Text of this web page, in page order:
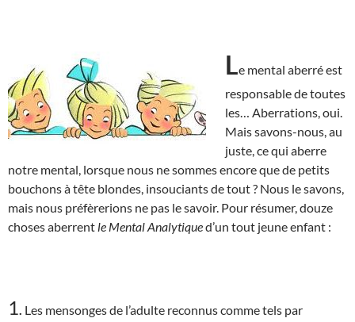
Le mental aberré est
responsable de toutes
les… Aberrations, oui.
Mais savons-nous, au
juste, ce qui aberre
notre mental, lorsque nous ne sommes encore que de petits
bouchons à tête blondes, insouciants de tout ? Nous le savons,
mais nous préfèrerions ne pas le savoir. Pour résumer, douze
choses aberrent le Mental Analytiqued’un tout jeune enfant :
1
Les mensonges de l’adulte reconnus comme tels par